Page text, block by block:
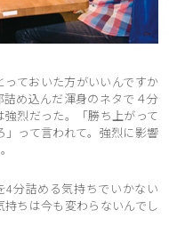
ておいた方がいいんですか
め込んだ渾身のネタで４分
烈だった。「勝ち上がって
って言われて。強烈に影響
4分詰める気持ちでいかない
ちは今も変わらないんでし